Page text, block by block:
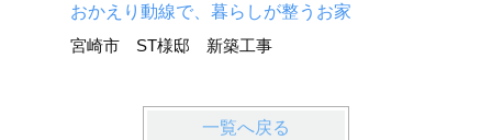
おかえり動線で、暮らしが整うお家
宮崎市 ST様邸 新築工事
一覧へ戻る